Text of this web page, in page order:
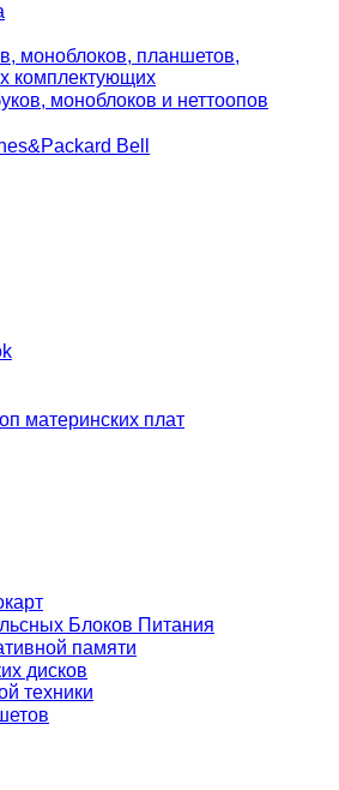
моноблоков, планшетов,
комплектующих
моноблоков и неттоопов
Bell
материнских плат
Блоков Питания
памяти
дисков
техники